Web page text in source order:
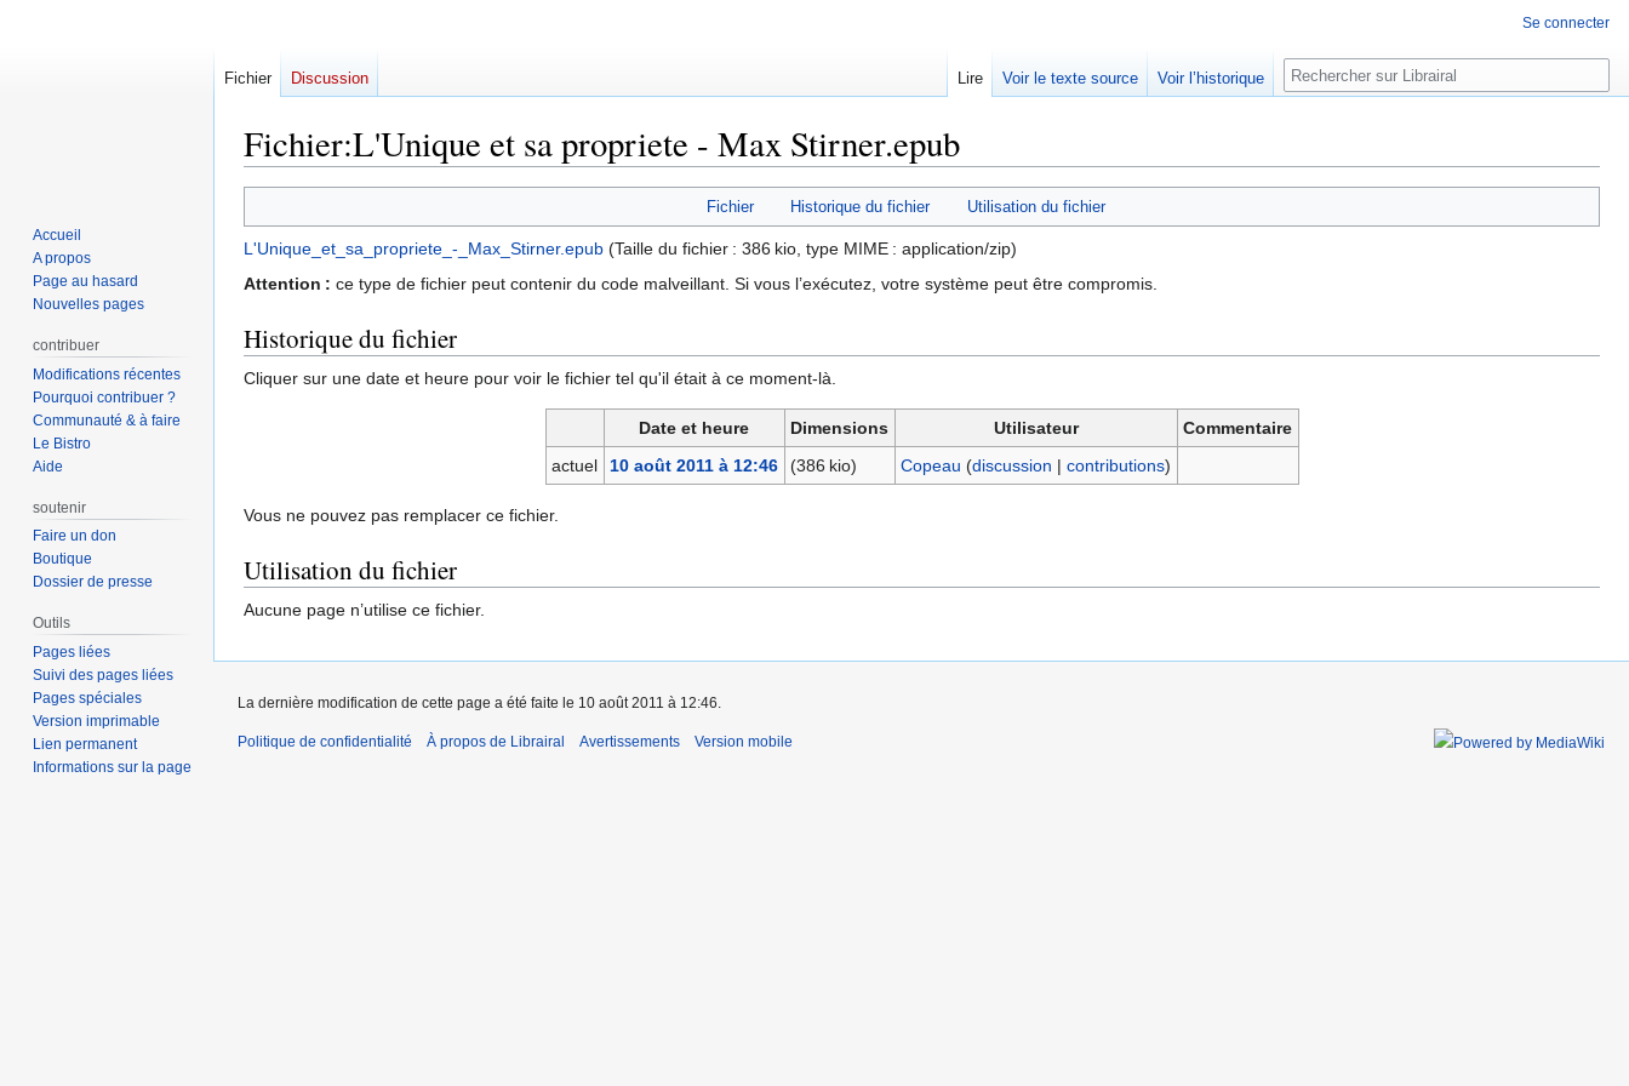
Fichier:L'Unique et sa propriete - Max Stirner.epub
à
la
navigation
à
la
recherche
Fichier Historique du fichier Utilisation du fichier
L'Unique_et_sa_propriete_-_Max_Stirner.epub (Taille du fichier : 386 kio, type MIME : application/zip)
Attention : ce type de fichier peut contenir du code malveillant. Si vous l’exécutez, votre système peut être compromis.
Historique du fichier
Cliquer sur une date et heure pour voir le fichier tel qu'il était à ce moment-là.
Date et heure Dimensions Utilisateur
Commentaire
actuel
10 août 2011 à 12:46 (386 kio) Copeau (discussion | contributions)
Vous ne pouvez pas remplacer ce fichier.
Utilisation du fichier
Aucune page n’utilise ce fichier.
Se connecter
Fichier Discussion Lire Voir le texte source Voir l’historique Rechercher
Accueil
A propos
Page au hasard
Nouvelles pages
contribuer
Modifications récentes
Pourquoi contribuer ?
Communauté & à faire
Le Bistro
Aide
soutenir
Faire un don
Boutique
Dossier de presse
Outils
Pages liées
Suivi des pages liées
Pages spéciales
Version imprimable
Lien permanent
Informations sur la page
La dernière modification de cette page a été faite le 10 août 2011 à 12:46.
Politique de confidentialité À propos de Librairal Avertissements Version mobile